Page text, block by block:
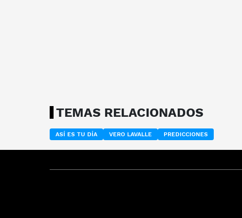
TEMAS RELACIONADOS
ASÍ ES TU DÍA VERO LAVALLE PREDICCIONES